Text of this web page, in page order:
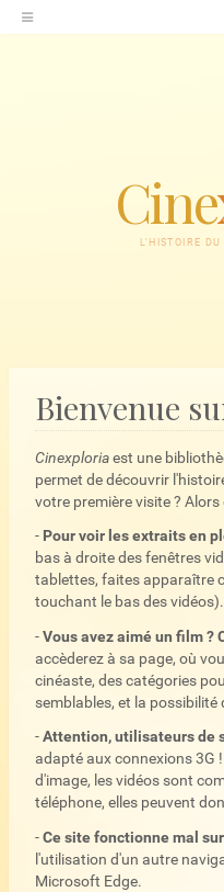
Accéder
au
Cine
L'HISTOIRE
Bienvenue
Cinexploriaest une
permet de découvrir
votre première visite ?
- Pour voir les extraits en
bas à droite des fenêtres
tablettes, faites apparaître
touchant le bas des vidéos).
-Vous avez aimé un film ?
accèderez à sa page, où
cinéaste, des catégories
semblables, et la
-Attention, utilisateurs de
adapté aux connexions 3G
d'image, les vidéos sont
téléphone, elles peuvent
-Ce site fonctionne mal
l'utilisation d'un autre
Microsoft Edge.